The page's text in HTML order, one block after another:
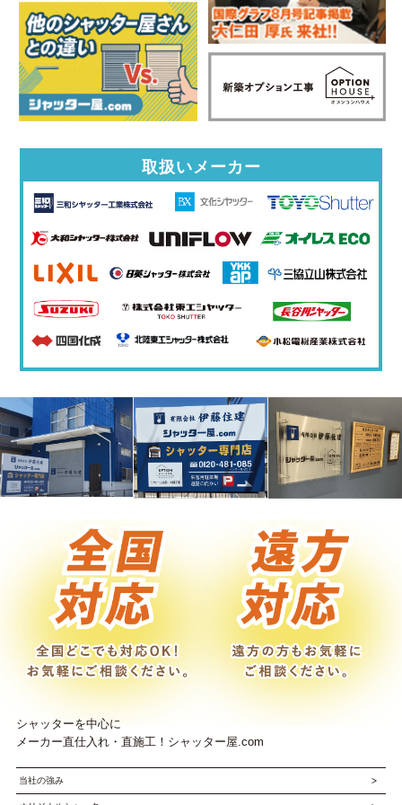
取扱いメーカー
シャッターを中心に
メーカー直仕入れ・直施工！シャッター屋.com
当社の強み